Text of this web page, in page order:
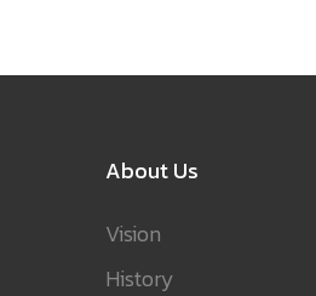
About Us
Vision
History